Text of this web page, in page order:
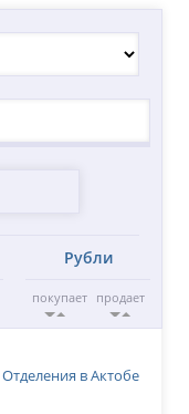
Рубли
покупает продает
Отделения в Актобе